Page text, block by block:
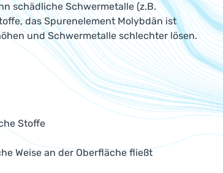
schädliche Schwermetalle (z.B.
das Spurenelement Molybdän ist
und Schwermetalle schlechter lösen.
Stoffe
Weise an der Oberfläche fließt